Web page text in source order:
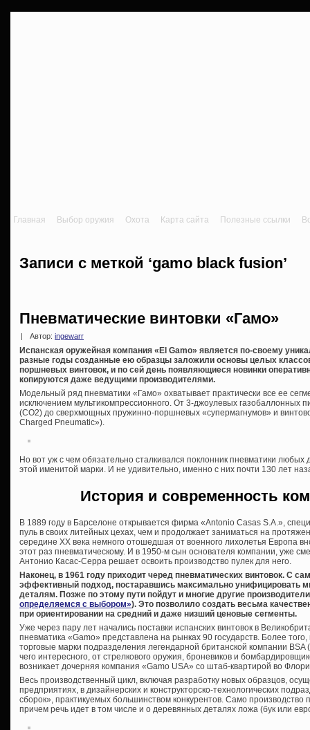
Главная Выбор оружия Охота Карта сайта Полезные ссылки
Записи с меткой ‘gamo black fusion’
Пневматические винтовки «Гамо»
Автор: ingewarr
Испанская оружейная компания «El Gamo» является по-своему
разные годы созданные ею образцы заложили основы целых
поршневых винтовок, и по сей день появляющиеся новинки
копируются даже ведущими производителями.
Модельный ряд пневматики «Гамо» охватывает практически все ее
исключением мультикомпрессионного. От 3-джоулевых газобаллонных
(CO2) до сверхмощных пружинно-поршневых «супермагнумов» и
Charged Pneumatic»).
Но вот уж с чем обязательно сталкивался поклонник пневматики любых
этой именитой марки. И не удивительно, именно с них почти 130 лет
История и современность
В 1889 году в Барселоне открывается фирма «Antonio Casas S.A.»,
пуль в своих литейных цехах, чем и продолжает заниматься на
середине XX века немного отошедшая от военного лихолетья Европа
этот раз пневматическому. И в 1950-м сын основателя компании, уже
Антонио Касас-Серра решает освоить производство пулек для него.
Наконец, в 1961 году приходит черед пневматических винтовок. С
эффективный подход, постаравшись максимально унифицировать
деталям. Позже по этому пути пойдут и многие другие
определяемся с выбором»). Это позволило создать весьма
при ориентировании на средний и даже низший ценовые сегменты.
Уже через пару лет начались поставки испанских винтовок в
пневматика «Gamo» представлена на рынках 90 государств. Более
торговые марки подразделения легендарной британской компании BSA
чего интересного, от стрелкового оружия, броневиков и
возникает дочерняя компания «Gamo USA» со штаб-квартирой во
Весь производственный цикл, включая разработку новых образцов,
предприятиях, в дизайнерских и конструкторско-технологических
сборок», практикуемых большинством конкурентов. Само производство
причем речь идет в том числе и о деревянных деталях ложа (бук или